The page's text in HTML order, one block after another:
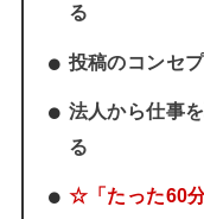
る
投稿のコンセ
法人から仕事
る
☆「たった60